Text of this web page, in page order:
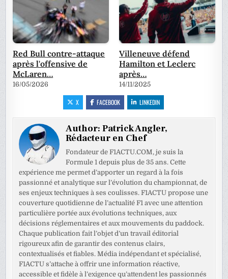
Red Bull contre-attaque
après l'offensive de
McLaren…
16/05/2026
Villeneuve défend
Hamilton et Leclerc
après…
14/11/2025
X FACEBOOK LINKEDIN
Author:Patrick Angler,
Rédacteur en Chef
Fondateur de F1ACTU.COM, je suis la
Formule 1 depuis plus de 35 ans. Cette
expérience me permet d’apporter un regard à la fois
passionné et analytique sur l’évolution du championnat, de
ses enjeux techniques à ses coulisses. F1ACTU propose une
couverture quotidienne de l’actualité F1 avec une attention
particulière portée aux évolutions techniques, aux
décisions réglementaires et aux mouvements du paddock.
Chaque publication fait l’objet d’un travail éditorial
rigoureux afin de garantir des contenus clairs,
contextualisés et fiables. Média indépendant et spécialisé,
F1ACTU s’attache à offrir une information réactive,
accessible et fidèle à l’exigence qu’attendent les passionnés